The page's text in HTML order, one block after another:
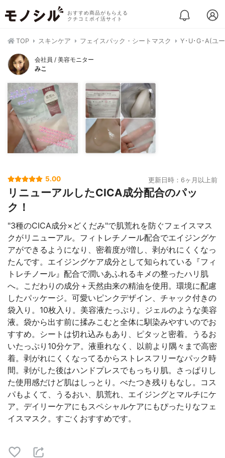
おすすめ商品がもらえる
クチコミポイ活サイト
TOP スキンケア フェイスパック・シートマスク Y･U･G･A(ユ
会社員 / 美容モニター
みこ
5.00 更新日時：6ヶ月以上前
リニューアルしたCICA成分配合のパッ
ク！
"3種のCICA成分×どくだみ"で肌荒れを防ぐフェイスマス
クがリニューアル。フィトレチノール配合でエイジングケ
アができるようになり、密着度が増し、剥がれにくくなっ
たんです。エイジングケア成分として知られている『フィ
トレチノール』配合で潤いあふれるキメの整ったハリ肌
へ。こだわりの成分＋天然由来の精油を使用。環境に配慮
したパッケージ。可愛いピンクデザイン、チャック付きの
袋入り。10枚入り。美容液たっぷり。ジェルのような美容
液。袋から出す前に揉みこむと全体に馴染みやすいのでお
すすめ。シートは切れ込みもあり、ピタッと密着。うるお
いたっぷり10分ケア。液垂れなく、以前より隅々まで高密
着。剥がれにくくなってるからストレスフリーなパック時
間。剥がした後はハンドプレスでもっちり肌。さっぱりし
た使用感だけど肌はしっとり。べたつき残りもなし。コス
パもよくて、うるおい、肌荒れ、エイジングとマルチにケ
ア。デイリーケアにもスペシャルケアにもぴったりなフェ
イスマスク。すごくおすすめです。